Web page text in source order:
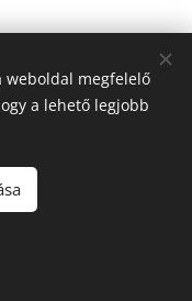
Gimnázium
⁕ OM: 037775
weboldal megfelelő
a lehető legjobb